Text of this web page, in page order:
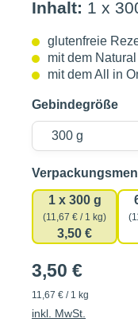
Inhalt: 1 x
glutenfreie
mit dem
mit dem All in
Gebindegröße
1 x 300 g
(11,67 € / 1 kg)
3,50 €
3,50 €
11,67 € / 1 kg
inkl. MwSt.